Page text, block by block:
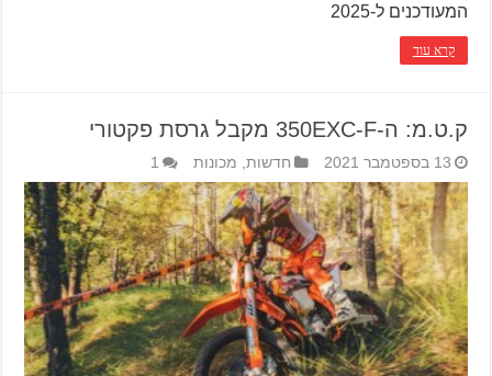
המעודכנים ל-2025
קרא עוד
ק.ט.מ: ה-350EXC-F מקבל גרסת פקטורי
13 בספטמבר 2021 חדשות, מכונות 1